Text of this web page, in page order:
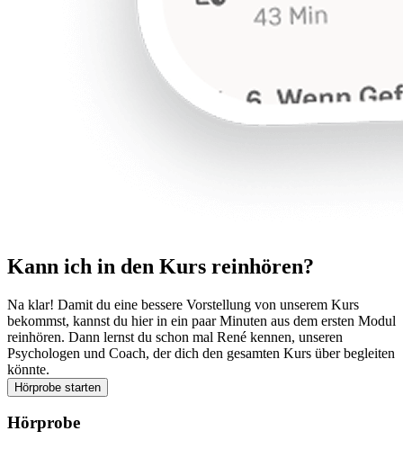
Kann ich in den Kurs reinhören?
Na klar! Damit du eine bessere Vorstellung von unserem Kurs
bekommst, kannst du hier in ein paar Minuten aus dem ersten Modul
reinhören. Dann lernst du schon mal René kennen, unseren
Psychologen und Coach, der dich den gesamten Kurs über begleiten
könnte.
Hörprobe starten
Hörprobe